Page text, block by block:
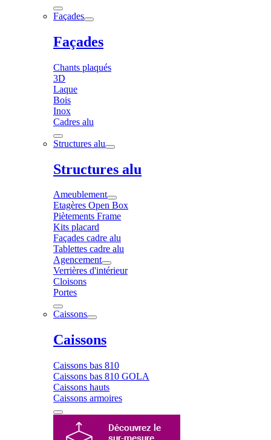
Façades
Façades
Chants plaqués
3D
Laque
Bois
Inox
Cadres alu
Structures alu
Structures alu
Ameublement
Etagères Open Box
Piètements Frame
Kits placard
Façades cadre alu
Tablettes cadre alu
Agencement
Verrières d'intérieur
Cloisons
Portes
Caissons
Caissons
Caissons bas 810
Caissons bas 810 GOLA
Caissons hauts
Caissons armoires